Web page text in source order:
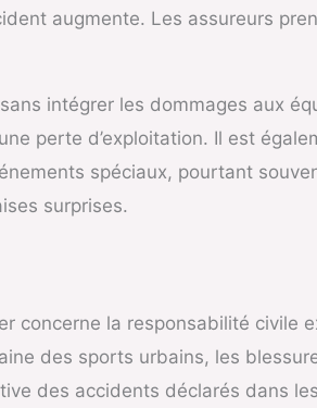
augmente. Les assureurs
intégrer les dommages aux
perte d’exploitation. Il est
spéciaux, pourtant
surprises.
concerne la responsabilité civile
des sports urbains, les
des accidents déclarés dans